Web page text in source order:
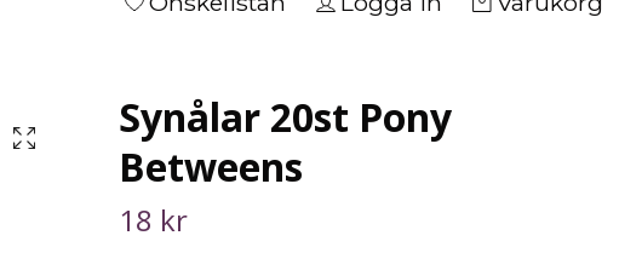
Synålar 20st Pony
Betweens
18 kr